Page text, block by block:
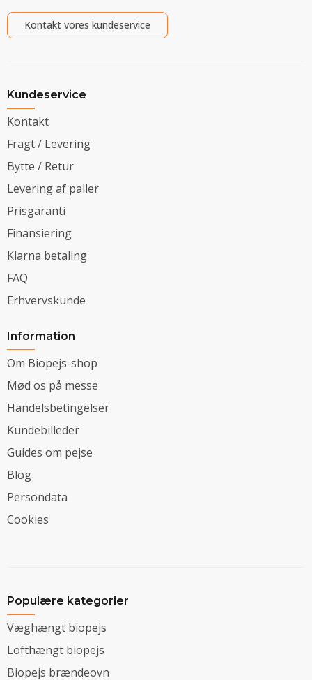
Kontakt vores kundeservice
Kundeservice
Kontakt
Fragt / Levering
Bytte / Retur
Levering af paller
Prisgaranti
Finansiering
Klarna betaling
FAQ
Erhvervskunde
Information
Om Biopejs-shop
Mød os på messe
Handelsbetingelser
Kundebilleder
Guides om pejse
Blog
Persondata
Cookies
Populære kategorier
Væghængt biopejs
Lofthængt biopejs
Biopejs brændeovn